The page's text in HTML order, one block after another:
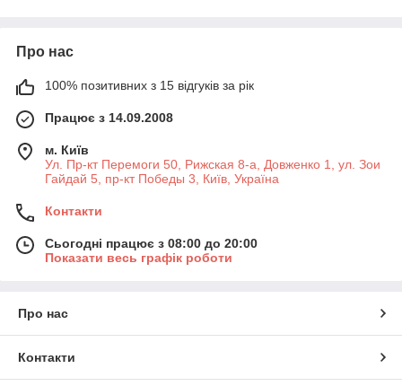
Про нас
100% позитивних з 15 відгуків за рік
Працює з 14.09.2008
м. Київ
Ул. Пр-кт Перемоги 50, Рижская 8-а, Довженко 1, ул. Зои
Гайдай 5, пр-кт Победы 3, Київ, Україна
Контакти
Сьогодні працює з 08:00 до 20:00
Показати весь графік роботи
Про нас
Контакти